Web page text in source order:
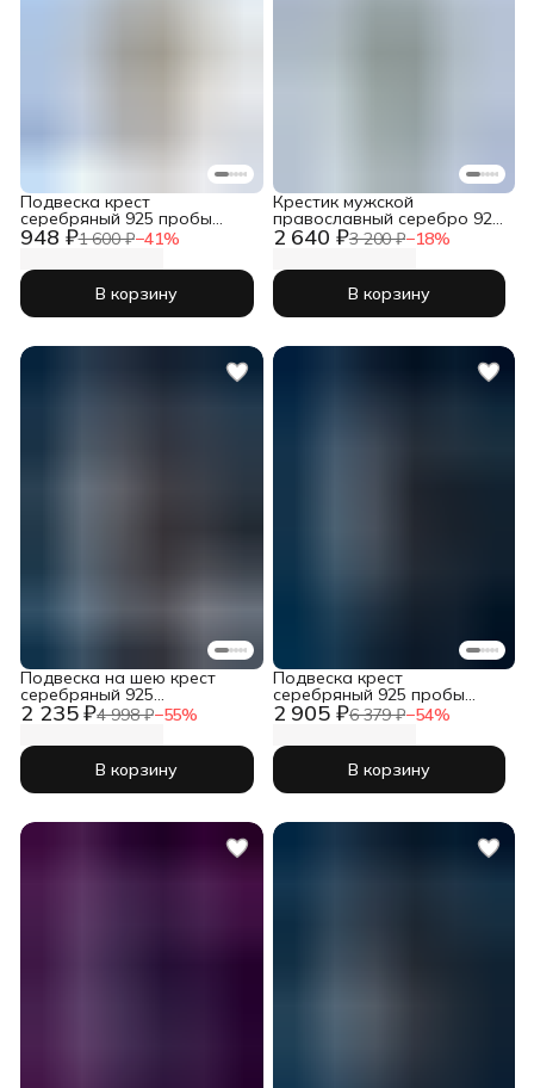
948 ₽1 600 ₽−41%
Подвеска крест
серебряный 925 пробы
православный
В корзину
2 640 ₽3 200 ₽−18%
Крестик мужской
православный серебро 925
пробы
В корзину
2 235 ₽4 998 ₽−55%
Подвеска на шею крест
серебряный 925
православный
В корзину
2 905 ₽6 379 ₽−54%
Подвеска крест
серебряный 925 пробы
православный
В корзину